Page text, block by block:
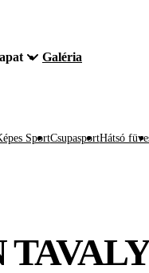
Galéria
SportCsupasportHátsó